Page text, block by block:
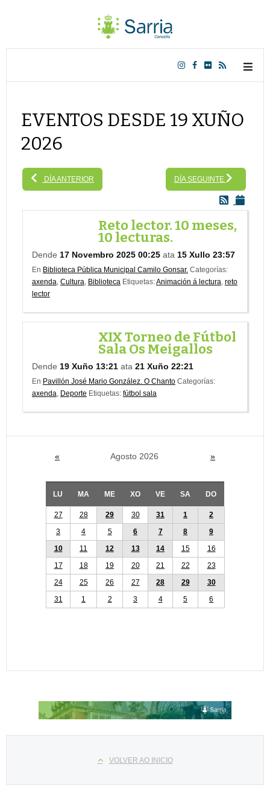
EVENTOS DESDE 19 XUÑO
2026
DÍA ANTERIOR DÍA SEGUINTE
Reto lector. 10 meses,
10 lecturas.
Dende 17 Novembro 2025 00:25 ata 15 Xullo 23:57
En Biblioteca Pública Municipal Camilo Gonsar. Categorías:
axenda, Cultura, Biblioteca Etiquetas:Animación á lectura, reto
lector
XIX Torneo de Fútbol
Sala Os Meigallos
Dende 19 Xuño 13:21 ata 21 Xuño 22:21
En Pavillón José Mario González. O Chanto Categorías:
axenda, Deporte Etiquetas: fútbol sala
« Agosto 2026 »
LU MA ME XO VE SA DO
27 28 29 30 31 1
2
3
4 5 6 7 8
9
10
11 12 13 14 15
16
17
18 19 20 21 22
23
24
25 26 27 28 29
30
31
1 2 3 4 5 6
VOLVER AO INICIO